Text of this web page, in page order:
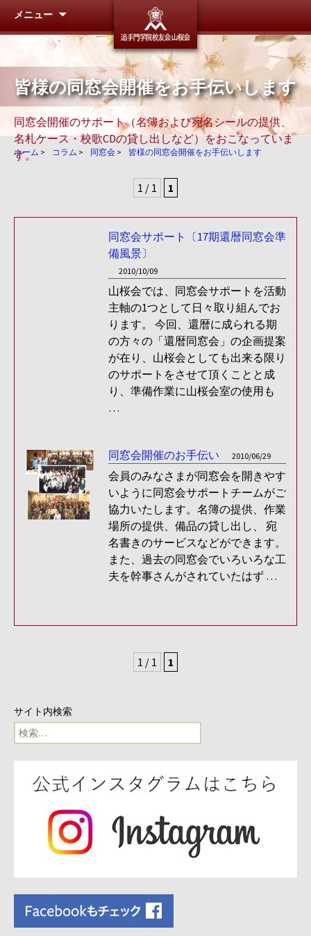
追手門学
メニュー
皆様の同窓会開催をお手伝いします
同窓会開催のサポート（名簿および宛名シールの提供、
名札ケース・校歌CDの貸し出しなど）をおこなっていま
す。
ホーム > コラム > 同窓会 > 皆様の同窓会開催をお手伝いします
1 / 1 1
同窓会サポート〔17期還暦同窓会準
備風景〕
2010/10/09
山桜会では、同窓会サポートを活動
主軸の1つとして日々取り組んでお
ります。 今回、還暦に成られる期
の方々の「還暦同窓会」の企画提案
が在り、山桜会としても出来る限り
のサポートをさせて頂くことと成
り、準備作業に山桜会室の使用も
…
同窓会開催のお手伝い 2010/06/29
会員のみなさまが同窓会を開きやす
いように同窓会サポートチームがご
協力いたします。名簿の提供、作業
場所の提供、備品の貸し出し、 宛
名書きのサービスなどができます。
また、過去の同窓会でいろいろな工
夫を幹事さんがされていたはず …
1 / 1 1
サイト内検索
検
索: